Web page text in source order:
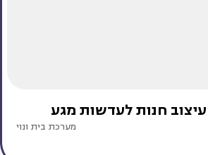
חנות לעדשות מגע
מערכת בית ונוי